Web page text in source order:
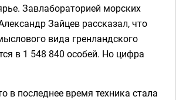
Завлабораторией морских
Зайцев рассказал, что
вида гренландского
в 1 548 840 особей. Но цифра
в последнее время техника стала